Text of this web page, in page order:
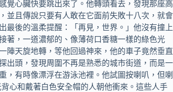
覺心臟快要跳出來了。他轉頭看去，發現那座高
並且傳說只要有人敢在它面前失敗十八次，就會
最後的溫柔提醒：「再見，世界。」他沒有撞上
著，一道濃郁的、像薄荷口香糖一樣的綠色光
陣天旋地轉，等他回過神來，他的車子竟然垂直
頭，發現周圍不再是熟悉的城市街道，而是一
，有時像漂浮在游泳池裡。他試圖按喇叭，但喇
心和戴著白色安全帽的人朝他衝來。這些人手